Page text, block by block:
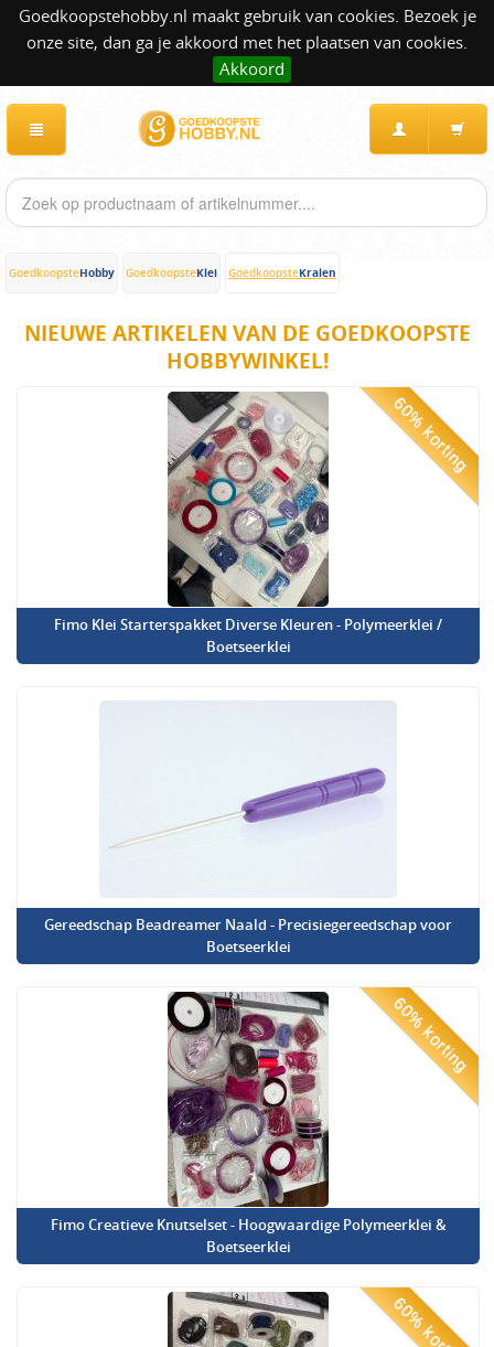
Goedkoopstehobby.nl maakt gebruik van cookies. Bezoek je
onze site, dan ga je akkoord met het plaatsen van cookies.
Akkoord
GoedkoopsteHobby GoedkoopsteKlei GoedkoopsteKralen
NIEUWE ARTIKELEN VAN DE GOEDKOOPSTE
HOBBYWINKEL!
60% korting
Fimo Klei Starterspakket Diverse Kleuren - Polymeerklei /
Boetseerklei
Gereedschap Beadreamer Naald - Precisiegereedschap voor
Boetseerklei
60% korting
Fimo Creatieve Knutselset - Hoogwaardige Polymeerklei &
Boetseerklei